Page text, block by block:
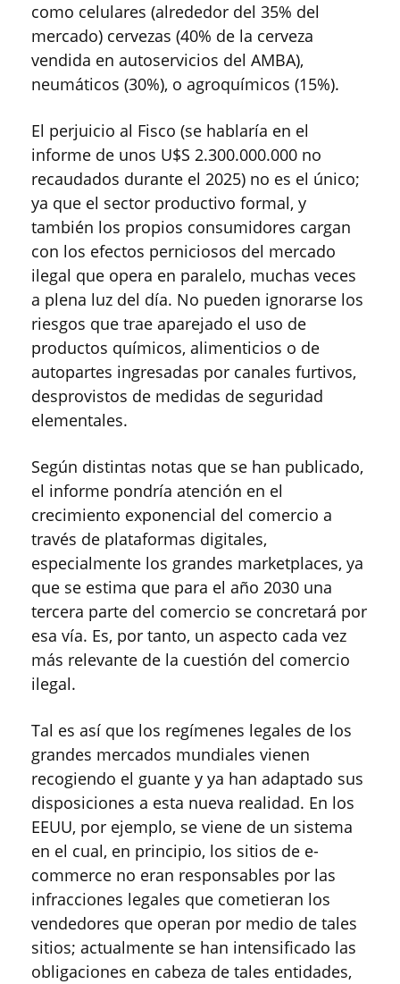
como celulares (alrededor del 35% del
mercado) cervezas (40% de la cerveza
vendida en autoservicios del AMBA),
neumáticos (30%), o agroquímicos (15%).
El perjuicio al Fisco (se hablaría en el
informe de unos U$S 2.300.000.000 no
recaudados durante el 2025) no es el único;
ya que el sector productivo formal, y
también los propios consumidores cargan
con los efectos perniciosos del mercado
ilegal que opera en paralelo, muchas veces
a plena luz del día. No pueden ignorarse los
riesgos que trae aparejado el uso de
productos químicos, alimenticios o de
autopartes ingresadas por canales furtivos,
desprovistos de medidas de seguridad
elementales.
Según distintas notas que se han publicado,
el informe pondría atención en el
crecimiento exponencial del comercio a
través de plataformas digitales,
especialmente los grandes marketplaces, ya
que se estima que para el año 2030 una
tercera parte del comercio se concretará por
esa vía. Es, por tanto, un aspecto cada vez
más relevante de la cuestión del comercio
ilegal.
Tal es así que los regímenes legales de los
grandes mercados mundiales vienen
recogiendo el guante y ya han adaptado sus
disposiciones a esta nueva realidad. En los
EEUU, por ejemplo, se viene de un sistema
en el cual, en principio, los sitios de e-
commerce no eran responsables por las
infracciones legales que cometieran los
vendedores que operan por medio de tales
sitios; actualmente se han intensificado las
obligaciones en cabeza de tales entidades,